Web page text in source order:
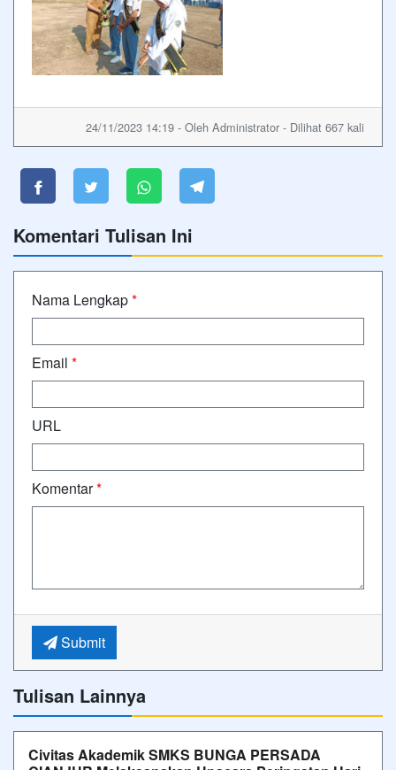
24/11/2023 14:19 - Oleh Administrator - Dilihat 667 kali
Komentari Tulisan Ini
Nama Lengkap*
Email *
URL
Komentar*
Submit
Tulisan Lainnya
Civitas Akademik SMKS BUNGA PERSADA